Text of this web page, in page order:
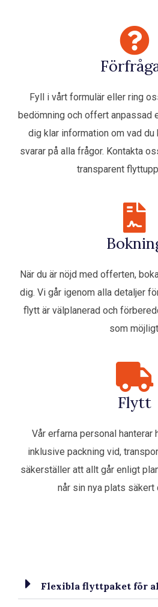
Fyll i vårt formulär eller ring
bedömning och offert anpassad
dig klar information om vad du
svarar på alla frågor. Kontakta
transparent
När du är nöjd med offerten,
dig. Vi går igenom alla detaljer
flytt är välplanerad och
som
Flytt
Vår erfarna personal
inklusive packning vid,
säkerställer att allt går enligt
når sin nya plats
Flexibla flyttpaket för